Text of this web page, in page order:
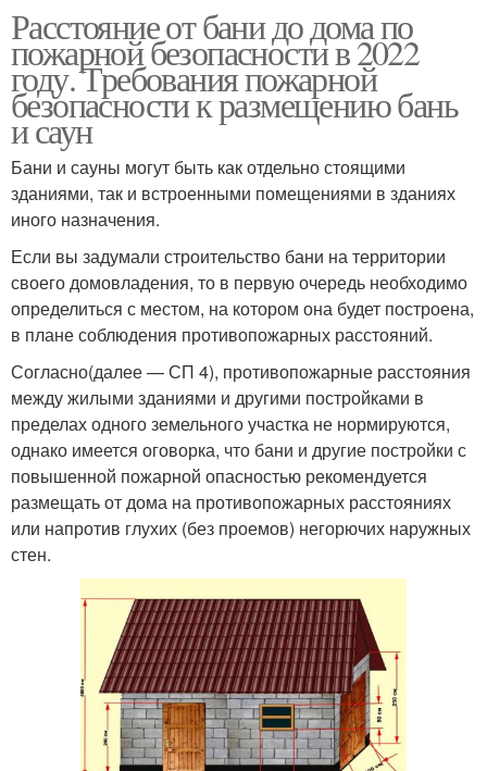
Расстояние от бани до дома по
пожарной безопасности в 2022
году. Требования пожарной
безопасности к размещению бань
и саун
Бани и сауны могут быть как отдельно стоящими
зданиями, так и встроенными помещениями в зданиях
иного назначения.
Если вы задумали строительство бани на территории
своего домовладения, то в первую очередь необходимо
определиться с местом, на котором она будет построена,
в плане соблюдения противопожарных расстояний.
Согласно(далее — СП 4), противопожарные расстояния
между жилыми зданиями и другими постройками в
пределах одного земельного участка не нормируются,
однако имеется оговорка, что бани и другие постройки с
повышенной пожарной опасностью рекомендуется
размещать от дома на противопожарных расстояниях
или напротив глухих (без проемов) негорючих наружных
стен.